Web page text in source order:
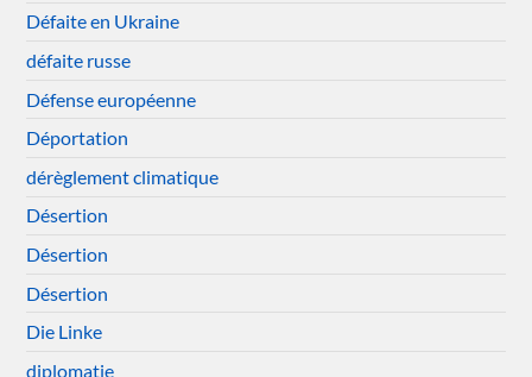
Défaite en Ukraine
défaite russe
Défense européenne
Déportation
dérèglement climatique
Désertion
Désertion
Désertion
Die Linke
diplomatie